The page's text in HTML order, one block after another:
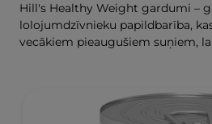
Hill's Healthy Weight gardumi –
lolojumdzīvnieku papildbarība,
vecākiem pieaugušiem suņiem,